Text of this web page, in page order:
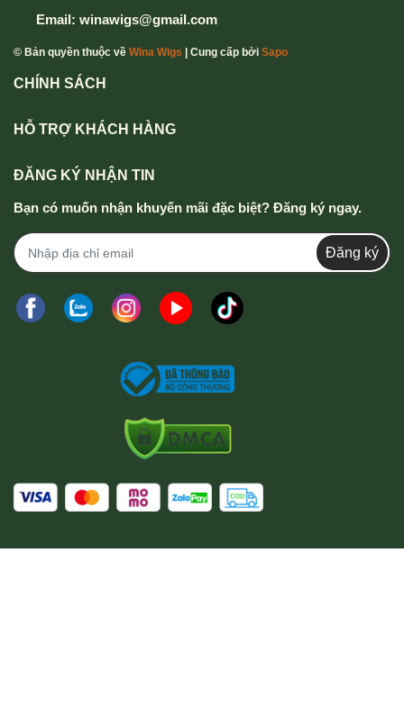
Email: winawigs@gmail.com
© Bản quyền thuộc về Wina Wigs | Cung cấp bởi Sapo
CHÍNH SÁCH
HỖ TRỢ KHÁCH HÀNG
ĐĂNG KÝ NHẬN TIN
Bạn có muốn nhận khuyến mãi đặc biệt? Đăng ký ngay.
Đăng ký